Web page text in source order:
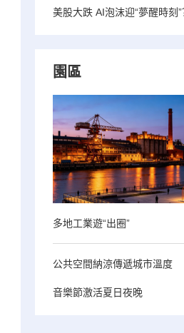
美股大跌 AI泡沫迎“夢醒時刻”
園區
多地工業遊“出圈”
公共空間納涼傳遞城市溫度
音樂節激活夏日夜晚